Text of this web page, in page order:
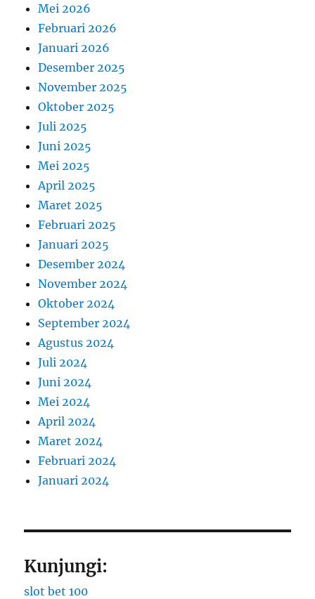
Mei 2026
Februari 2026
Januari 2026
Desember 2025
November 2025
Oktober 2025
Juli 2025
Juni 2025
Mei 2025
April 2025
Maret 2025
Februari 2025
Januari 2025
Desember 2024
November 2024
Oktober 2024
September 2024
Agustus 2024
Juli 2024
Juni 2024
Mei 2024
April 2024
Maret 2024
Februari 2024
Januari 2024
Kunjungi:
slot bet 100